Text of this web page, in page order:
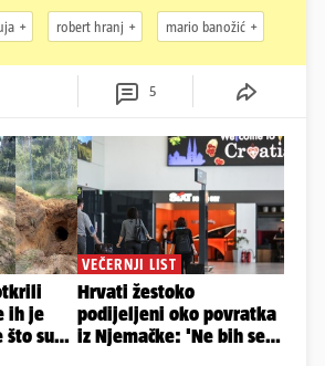
robert hranj mario banožić
5